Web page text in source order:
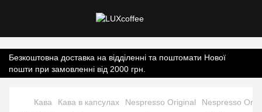
Безкоштовна доставка на відділенні та поштомати Нової
пошти при замовленні від 2000 грн.
Кава Кава в капсулах Nespresso Original Nespresso